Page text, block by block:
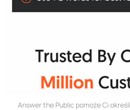
Answer the Public pomoże Ci